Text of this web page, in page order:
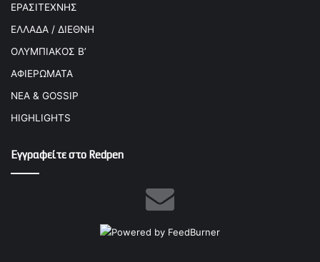
ΕΡΑΣΙΤΕΧΝΗΣ
ΕΛΛΑΔΑ / ΔΙΕΘΝΗ
ΟΛΥΜΠΙΑΚΟΣ Β’
ΑΦΙΕΡΩΜΑΤΑ
ΝΕΑ & GOSSIP
HIGHLIGHTS
Εγγραφείτε στο Redpen